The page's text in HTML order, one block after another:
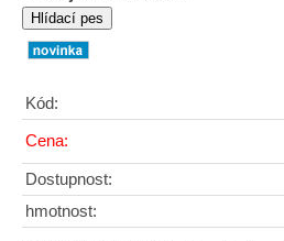
Kód:
Cena:
Dostupnost:
hmotnost: